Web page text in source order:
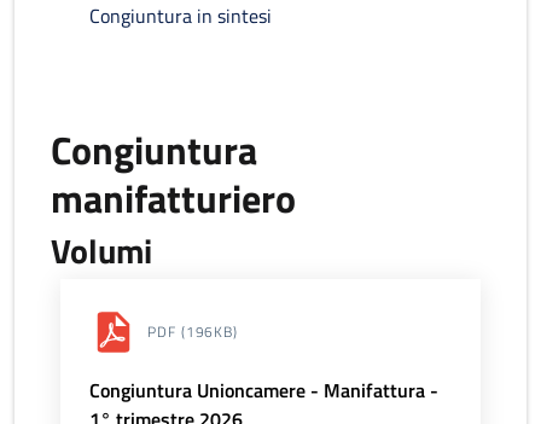
Congiuntura in sintesi
Congiuntura
manifatturiero
Volumi
PDF (196KB)
Congiuntura Unioncamere - Manifattura -